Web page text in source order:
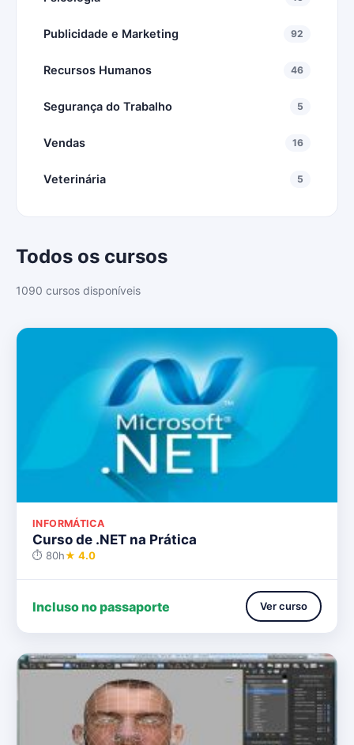
Publicidade e Marketing 92
Recursos Humanos 46
Segurança do Trabalho 5
Vendas 16
Veterinária 5
Todos os cursos
1090 cursos disponíveis
INFORMÁTICA
Curso de .NET na Prática
⏱ 80h★ 4.0
Incluso no passaporte Ver curso